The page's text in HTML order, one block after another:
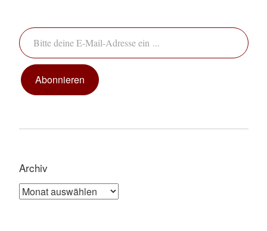
Bitte deine E-Mail-Adresse ein ...
Abonnieren
Archiv
Archiv